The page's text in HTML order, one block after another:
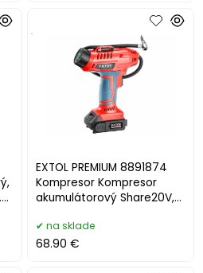
EXTOL PREMIUM 8891874
Kompresor Kompresor
akumulátorový Share20V,
.
na sklade
68.90 €